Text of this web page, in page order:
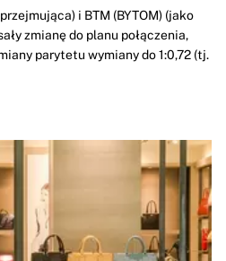
i BTM (BYTOM) (jako
zmianę do planu połączenia,
parytetu wymiany do 1:0,72 (tj.